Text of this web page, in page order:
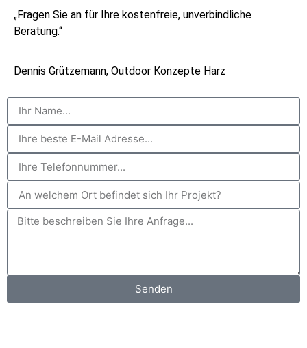
„Fragen Sie an für Ihre kostenfreie, unverbindliche
Beratung.“
Dennis Grützemann, Outdoor Konzepte Harz
Senden